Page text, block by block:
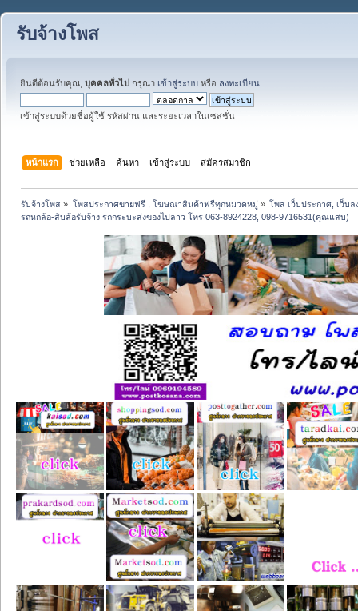
รับจ้างโพส
ยินดีต้อนรับคุณ, บุคคลทั่วไป กรุณา เข้าสู่ระบบ หรือ ลงทะเบียน
เข้าสู่ระบบด้วยชื่อผู้ใช้ รหัสผ่าน และระยะเวลาในเซสชั่น
หน้าแรก ช่วยเหลือ ค้นหา เข้าสู่ระบบ สมัครสมาชิก
รับจ้างโพส » โพสประกาศขายฟรี , โฆษณาสินค้าฟรีทุกหมวดหมู่» โพส เว็บประกาศ, เว็บ
รถหกล้อ-สิบล้อรับจ้าง รถกระบะส่งของไปลาว โทร 063-8924228, 098-9716531(คุณแสบ)